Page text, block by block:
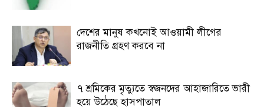
দেশের মানুষ কখনোই আওয়ামী লীগের
রাজনীতি গ্রহণ করবে না
৭ শ্রমিকের মৃত্যুতে স্বজনদের আহাজারিতে ভারী
হয়ে উঠেছে হাসপাতাল